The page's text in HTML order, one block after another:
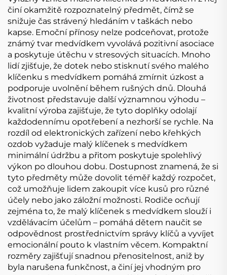
činí okamžitě rozpoznatelný předmět, čímž se
snižuje čas strávený hledáním v taškách nebo
kapse. Emoční přínosy nelze podceňovat, protože
známý tvar medvídkem vyvolává pozitivní asociace
a poskytuje útěchu v stresových situacích. Mnoho
lidí zjišťuje, že dotek nebo stisknutí svého malého
klíčenku s medvídkem pomáhá zmírnit úzkost a
podporuje uvolnění během rušných dnů. Dlouhá
životnost představuje další významnou výhodu –
kvalitní výroba zajišťuje, že tyto doplňky odolají
každodennímu opotřebení a nezhorší se rychle. Na
rozdíl od elektronických zařízení nebo křehkých
ozdob vyžaduje malý klíčenek s medvídkem
minimální údržbu a přitom poskytuje spolehlivý
výkon po dlouhou dobu. Dostupnost znamená, že si
tyto předměty může dovolit téměř každý rozpočet,
což umožňuje lidem zakoupit více kusů pro různé
účely nebo jako záložní možnosti. Rodiče ocňují
zejména to, že malý klíčenek s medvídkem slouží i
vzdělávacím účelům – pomáhá dětem naučit se
odpovědnost prostřednictvím správy klíčů a vyvíjet
emocionální pouto k vlastním věcem. Kompaktní
rozměry zajišťují snadnou přenositelnost, aniž by
byla narušena funkčnost, a činí jej vhodným pro